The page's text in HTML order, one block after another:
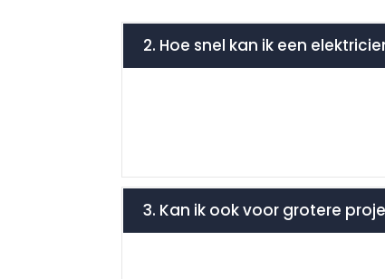
2. Hoe snel kan ik een
3. Kan ik ook voor grotere